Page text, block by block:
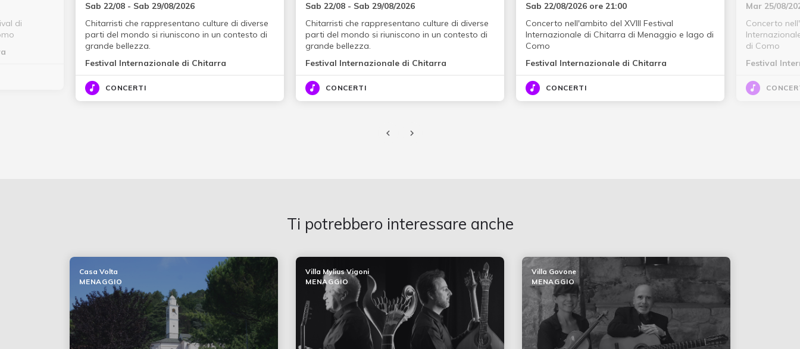
di
Sab 22/08 - Sab 29/08/2026
Chitarristi che rappresentano culture di diverse
parti del mondo si riuniscono in un contesto di
grande bellezza.
Festival Internazionale di Chitarra
CONCERTI
Sab 22/08 - Sab 29/08/2026
Chitarristi che rappresentano culture di diverse
parti del mondo si riuniscono in un contesto di
grande bellezza.
Festival Internazionale di Chitarra
CONCERTI
Sab 22/08/2026 ore 21:00
Concerto nell'ambito del XVIII Festival
Internazionale di Chitarra di Menaggio e lago di
Como
Festival Internazionale di Chitarra
CONCERTI
Mar 25/08/
Concerto
di Como
Festival
Ti potrebbero interessare anche
Casa Volta
MENAGGIO
Villa Mylius Vigoni
MENAGGIO
Villa Govone
MENAGGIO